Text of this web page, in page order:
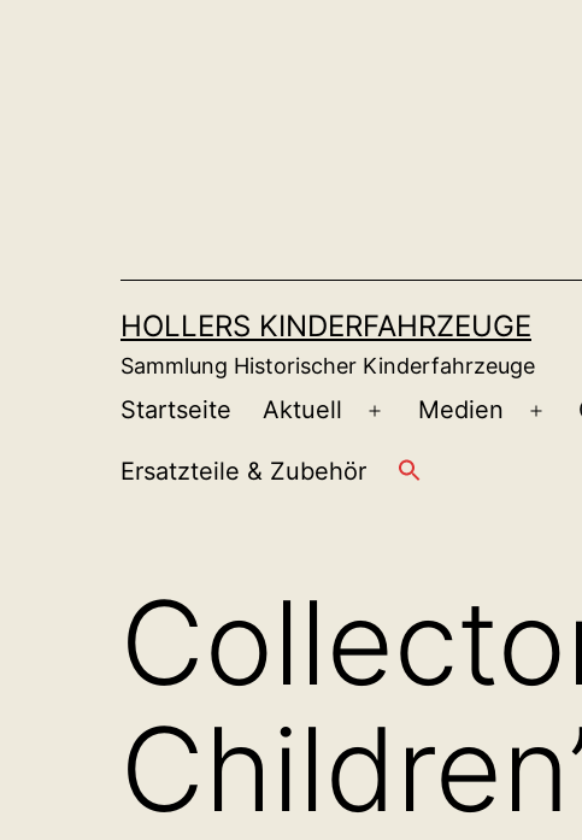
HOLLERS KINDERFAHRZEUGE
Sammlung Historischer Kinderfahrzeuge
Startseite Aktuell
Menü
öffnen
Medien
Ersatzteile & Zubehör